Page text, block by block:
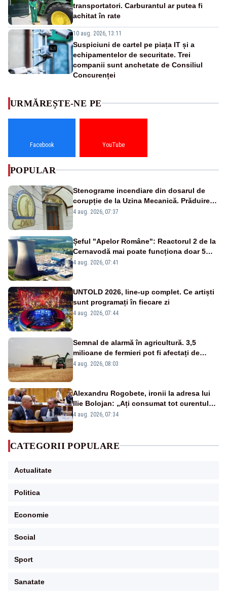
transportatori. Carburantul ar putea fi
achitat în rate
10 aug. 2026, 13:11
Suspiciuni de cartel pe piața IT și a
echipamentelor de securitate. Trei
companii sunt anchetate de Consiliul
Concurenței
URMĂREȘTE-NE PE
Facebook YouTube
POPULAR
Stenograme incendiare din dosarul de
corupție de la Uzina Mecanică. Prăduirea
banilor din programul SAFE, interceptată
4 aug. 2026, 07:37
Șeful "Apelor Române": Reactorul 2 de la
Cernavodă mai poate funcționa doar 5
zile
4 aug. 2026, 07:41
UNTOLD 2026, line-up complet. Ce artiști
sunt programați în fiecare zi
4 aug. 2026, 07:44
Semnal de alarmă în agricultură. 3,5
milioane de fermieri pot fi afectați de
strategia pentru conservarea
4 aug. 2026, 08:03
Alexandru Rogobete, ironii la adresa lui
Ilie Bolojan: „Ați consumat tot curentul
urmărind șobolani imaginari”
4 aug. 2026, 07:34
CATEGORII POPULARE
Actualitate
Politica
Economie
Social
Sport
Sanatate